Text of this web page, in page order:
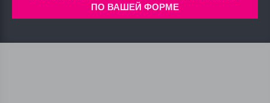
ПО ВАШЕЙ ФОРМЕ